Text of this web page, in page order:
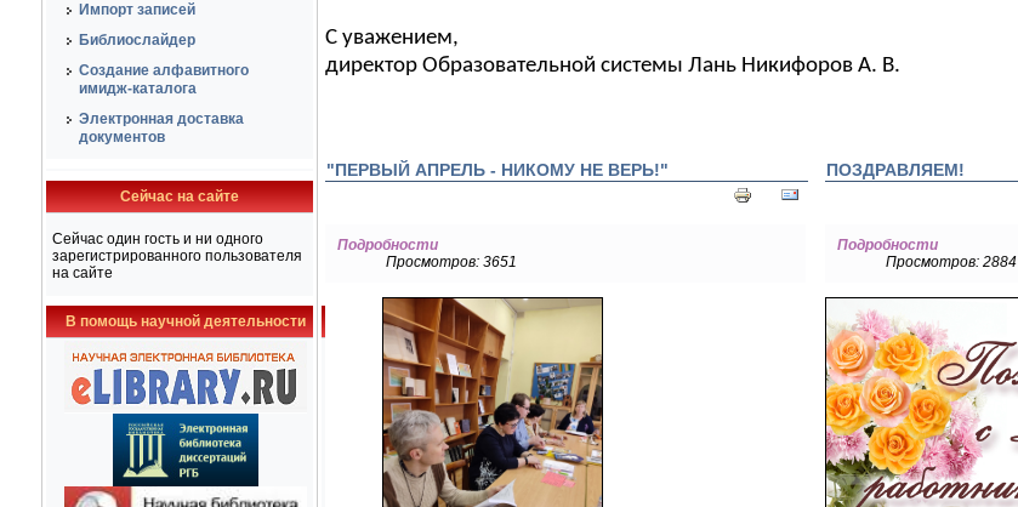
Импорт записей
Библиослайдер
Создание алфавитного
имидж-каталога
Электронная доставка
документов
Сейчас на сайте
Сейчас один гость и ни одного
зарегистрированного пользователя
на сайте
В помощь научной деятельности
С уважением,
директор Образовательной системы Лань Никифоров А. В.
"ПЕРВЫЙ АПРЕЛЬ - НИКОМУ НЕ ВЕРЬ!"
Подробности
Просмотров: 3651
ПОЗДРАВЛЯЕМ!
Подробности
Просмотров: 2884